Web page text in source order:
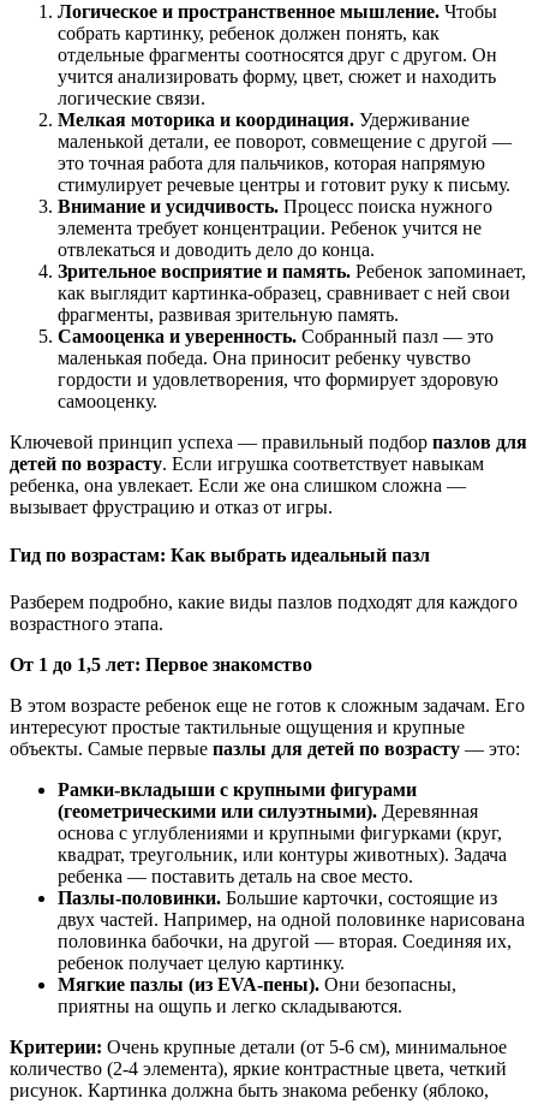
Логическое и пространственное мышление. Чтобы
собрать картинку, ребенок должен понять, как
отдельные фрагменты соотносятся друг с другом. Он
учится анализировать форму, цвет, сюжет и находить
логические связи.
Мелкая моторика и координация. Удерживание
маленькой детали, ее поворот, совмещение с другой —
это точная работа для пальчиков, которая напрямую
стимулирует речевые центры и готовит руку к письму.
Внимание и усидчивость. Процесс поиска нужного
элемента требует концентрации. Ребенок учится не
отвлекаться и доводить дело до конца.
Зрительное восприятие и память. Ребенок запоминает,
как выглядит картинка-образец, сравнивает с ней свои
фрагменты, развивая зрительную память.
Самооценка и уверенность. Собранный пазл — это
маленькая победа. Она приносит ребенку чувство
гордости и удовлетворения, что формирует здоровую
самооценку.
Ключевой принцип успеха — правильный подбор пазлов для
детей по возрасту. Если игрушка соответствует навыкам
ребенка, она увлекает. Если же она слишком сложна —
вызывает фрустрацию и отказ от игры.
Гид по возрастам: Как выбрать идеальный пазл
Разберем подробно, какие виды пазлов подходят для каждого
возрастного этапа.
От 1 до 1,5 лет: Первое знакомство
В этом возрасте ребенок еще не готов к сложным задачам. Его
интересуют простые тактильные ощущения и крупные
объекты. Самые первые пазлы для детей по возрасту — это:
Рамки-вкладыши с крупными фигурами
(геометрическими или силуэтными). Деревянная
основа с углублениями и крупными фигурками (круг,
квадрат, треугольник, или контуры животных). Задача
ребенка — поставить деталь на свое место.
Пазлы-половинки. Большие карточки, состоящие из
двух частей. Например, на одной половинке нарисована
половинка бабочки, на другой — вторая. Соединяя их,
ребенок получает целую картинку.
Мягкие пазлы (из EVA-пены). Они безопасны,
приятны на ощупь и легко складываются.
Критерии: Очень крупные детали (от 5-6 см), минимальное
количество (2-4 элемента), яркие контрастные цвета, четкий
рисунок. Картинка должна быть знакома ребенку (яблоко,